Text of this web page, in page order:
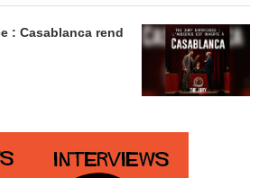
: Casablanca rend